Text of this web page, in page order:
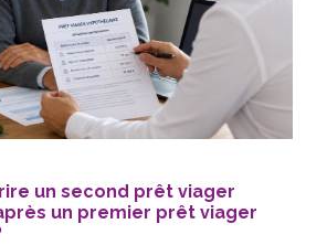
un second prêt viager
un premier prêt viager